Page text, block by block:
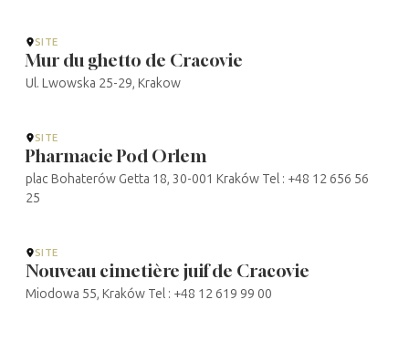
SITE
Mur du ghetto de Cracovie
Ul. Lwowska 25-29, Krakow
SITE
Pharmacie Pod Orlem
plac Bohaterów Getta 18, 30-001 Kraków Tel : +48 12 656 56
25
SITE
Nouveau cimetière juif de Cracovie
Miodowa 55, Kraków Tel : +48 12 619 99 00